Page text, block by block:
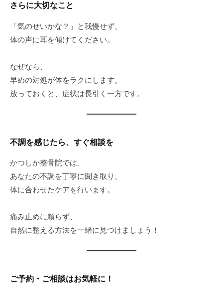
さらに大切なこと
「気のせいかな？」と我慢せず、
体の声に耳を傾けてください。
なぜなら、
早めの対処が体をラクにします。
放っておくと、症状は長引く一方です。
不調を感じたら、すぐ相談を
かつしか整骨院では、
あなたの不調を丁寧に聞き取り、
体に合わせたケアを行います。
痛み止めに頼らず、
自然に整える方法を一緒に見つけましょう！
ご予約・ご相談はお気軽に！